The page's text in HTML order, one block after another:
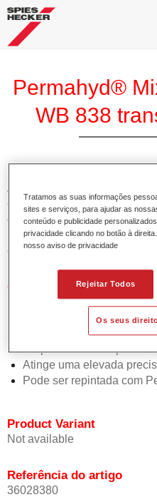
Permahyd®
WB 838
A Base Permahyd 280
com Permahyd Base
de base bicamada aquosa
numa tecnologia especial de
cores sólidas e de efeitos.
Características do produto
Permite uma aplicação
de 1.5 demãos.
Oferece boa estabilidade
Proporciona boa
Atinge uma elevada
Pode ser repintada com
Product Variant
Not available
Referência do artigo
36028380
Tratamos as suas informações
sites e serviços, para ajudar as
conteúdo e publicidade
privacidade clicando no botão à
nosso aviso de privacidade
Rejeitar Todos
Os seus